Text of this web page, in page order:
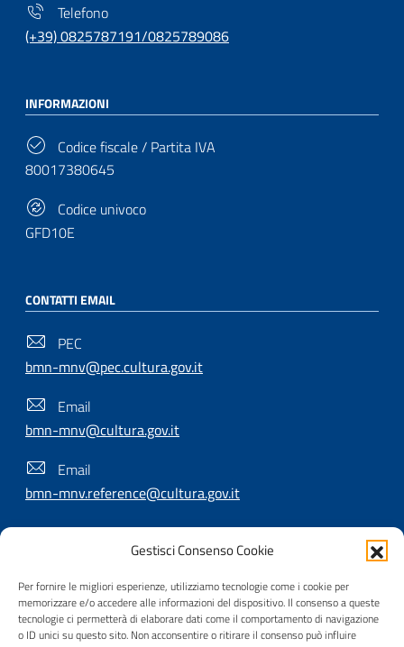
Gestisci Consenso Cookie
Per fornire le migliori esperienze, utilizziamo tecnologie come i cookie per
memorizzare e/o accedere alle informazioni del dispositivo. Il consenso a queste
tecnologie ci permetterà di elaborare dati come il comportamento di navigazione
o ID unici su questo sito. Non acconsentire o ritirare il consenso può influire
Telefono
(+39) 0825787191/0825789086
INFORMAZIONI
Codice fiscale / Partita IVA
80017380645
Codice univoco
GFD10E
CONTATTI EMAIL
PEC
bmn-mnv@pec.cultura.gov.it
Email
bmn-mnv@cultura.gov.it
Email
bmn-mnv.reference@cultura.gov.it